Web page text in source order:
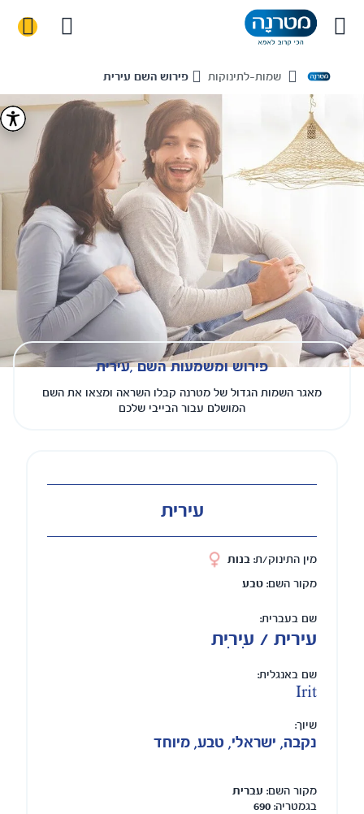
Home שמות-לתינוקות פירוש השם עירית
פירוש ומשמעות השם ,עירית
מאגר השמות הגדול של מטרנה קבלו השראה ומצאו את השם
המושלם עבור הבייבי שלכם
עירית
מין התינוק/ת: בנות
מקור השם: טבע
שם בעברית:
עירית / עִירִית
שם באנגלית:
Irit
שיוך:
נקבה, ישראלי, טבע, מיוחד
מקור השם: עברית
בגמטריה: 690